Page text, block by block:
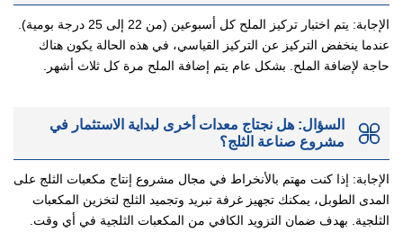
الإجابة: يتم اختبار تركيز الملح كل أسبوعين (من 22 إلى 25 درجة بومية).
عندما ينخفض التركيز عن التركيز القياسي، في هذه الحالة يكون هناك
حاجة لإضافة الملح. بشكل عام يتم إضافة الملح مرة كل ثلاث أشهر.
السؤال: هل نجتاج معدات أخرى لبداية الاستثمار في
مشروع صناعة الثلج؟
الإجابة: إذا كنت مهتم بالأنخراط في مجال مشروع إنتاج مكعبات الثلج على
المدى الطوبل، يمكنك تجهيز غرفة تبريد وتجميد الثلج لتخزين المكعبات
الثلجية. بهدف ضمان التزويد الكافي من المكعبات الثلجية في أي وقت.